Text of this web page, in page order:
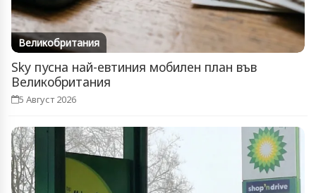
Великобритания
Sky пусна най-евтиния мобилен план във
Великобритания
5 Август 2026